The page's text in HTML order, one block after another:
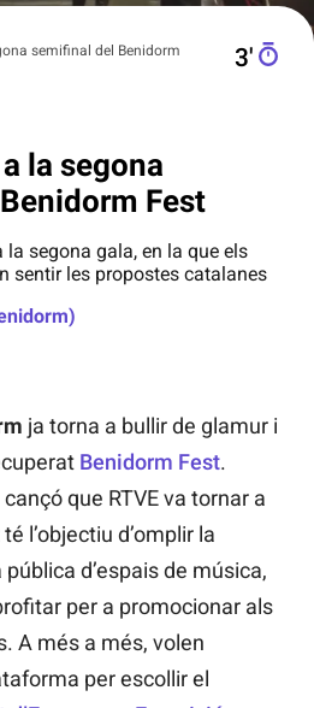
semifinal del Benidorm
3′
la segona
Fest
segona gala, en la que els
sentir les propostes catalanes
ja torna a bullir de glamur i
Benidorm Fest.
que RTVE va tornar a
l’objectiu d’omplir la
d’espais de música,
per a promocionar als
A més a més, volen
per escollir el